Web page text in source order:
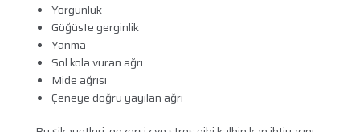
Yorgunluk
Göğüste gerginlik
Yanma
Sol kola vuran ağrı
Mide ağrısı
Çeneye doğru yayılan ağrı